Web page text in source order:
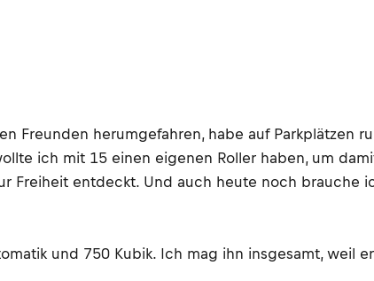
Freunden herumgefahren, habe auf Parkplätzen
ich mit 15 einen eigenen Roller haben, um
Freiheit entdeckt. Und auch heute noch brauche
und 750 Kubik. Ich mag ihn insgesamt, weil